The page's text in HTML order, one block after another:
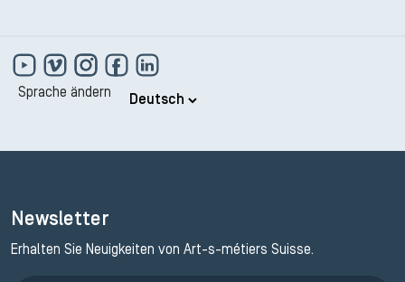
Sprache ändern
Newsletter
Erhalten Sie Neuigkeiten von Art-s-métiers Suisse.